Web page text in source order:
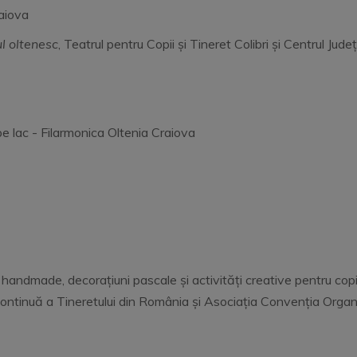
oltenesc, Teatrul pentru Copii și Tineret Colibri și Centrul
lac - Filarmonica Oltenia Craiova
decorațiuni pascale și activități creative pentru
a Tineretului din România și Asociația Convenția